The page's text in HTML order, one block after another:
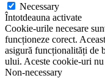
Necessary
Întotdeauna activate
Cookie-urile necesare
funcționeze corect.
asigură funcționalități de
ului. Aceste cookie-uri
Non-necessary